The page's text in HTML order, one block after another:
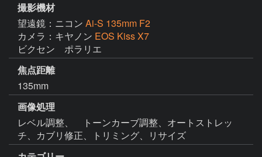
撮影機材
望遠鏡：ニコン Ai-S 135mm F2
カメラ：キヤノン EOS Kiss X7
ビクセン　ポラリエ
焦点距離
135mm
画像処理
レベル調整、　トーンカーブ調整、オートストレッ
チ、カブリ修正、トリミング、リサイズ